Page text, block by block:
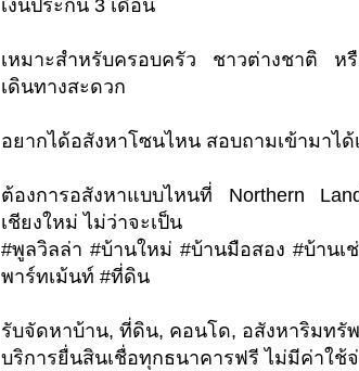
เงินประกัน 3 เดือน
เหมาะสำหรับครอบครัว ชาวต่างชาติ ห
เดินทางสะดวก
อยากได้อสังหาโซนไหน สอบถามเข้ามาได้
ต้องการอสังหาแบบไหนที่ Northern
เชียงใหม่ ไม่ว่าจะเป็น
#พูลวิลล่า #บ้านใหม่ #บ้านมือสอง #บ้าน
พาร์ทเม้นท์ #ที่ดิน
รับจัดหาบ้าน, ที่ดิน, คอนโด, อสังหาริมทรั
บริการยื่นสินเชื่อทุกธนาคารฟรี ไม่มีค่าใช้